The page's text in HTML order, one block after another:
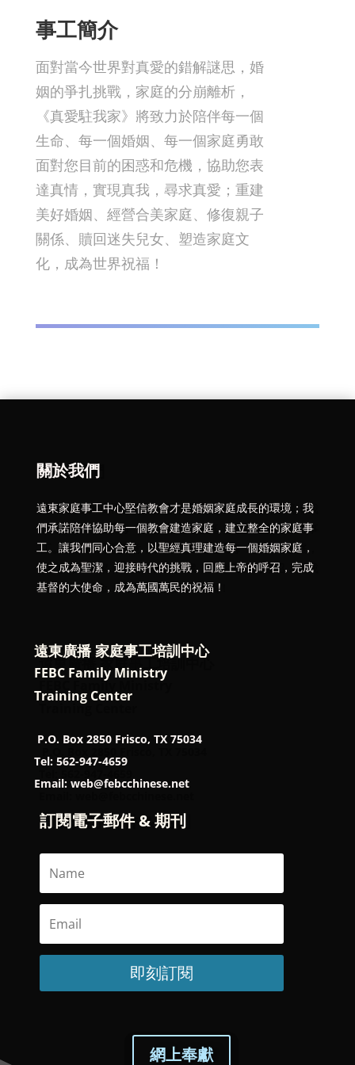
事工簡介
面對當今世界對真愛的錯解謎思，婚
姻的爭扎挑戰，家庭的分崩離析，
《真愛駐我家》將致力於陪伴每一個
生命、每一個婚姻、每一個家庭勇敢
面對您目前的困惑和危機，協助您表
達真情，實現真我，尋求真愛；重建
美好婚姻、經營合美家庭、修復親子
關係、贖回迷失兒女、塑造家庭文
化，成為世界祝福！
關於我們
遠東家庭事工中心堅信教會才是婚姻家庭成長的環境；我
們承諾陪伴協助每一個教會建造家庭，建立整全的家庭事
工。讓我們同心合意，以聖經真理建造每一個婚姻家庭，
使之成為聖潔，迎接時代的挑戰，回應上帝的呼召，完成
基督的大使命，成為萬國萬民的祝福！
遠東廣播 家庭事工培訓中心
FEBC Family Ministry
Training Center
P.O. Box 2850 Frisco, TX 75034
Tel: 562-947-4659
Email: web@febcchinese.net
訂閱電子郵件 & 期刊
即刻訂閱
網上奉獻